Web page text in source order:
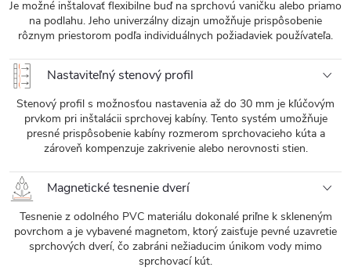
Je možné inštalovať flexibilne buď na sprchovú vaničku alebo priamo
na podlahu. Jeho univerzálny dizajn umožňuje prispôsobenie
rôznym priestorom podľa individuálnych požiadaviek používateľa.
Nastaviteľný stenový profil
Stenový profil s možnosťou nastavenia až do 30 mm je kľúčovým
prvkom pri inštalácii sprchovej kabíny. Tento systém umožňuje
presné prispôsobenie kabíny rozmerom sprchovacieho kúta a
zároveň kompenzuje zakrivenie alebo nerovnosti stien.
Magnetické tesnenie dverí
Tesnenie z odolného PVC materiálu dokonalé priľne k skleneným
povrchom a je vybavené magnetom, ktorý zaisťuje pevné uzavretie
sprchových dverí, čo zabráni nežiaducim únikom vody mimo
sprchovací kút.